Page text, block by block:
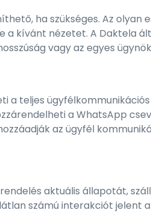
ha szükséges. Az olyan
a kívánt nézetet. A Daktela
vagy az egyes ügynök
a teljes ügyfélkommunikációs
a WhatsApp
az ügyfél
aktuális állapotát,
számú interakciót jelent